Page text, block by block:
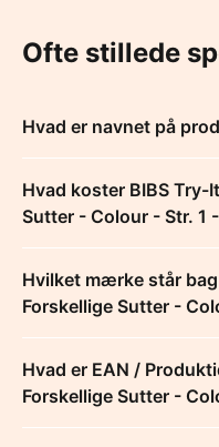
Ofte stillede
Hvad er navnet på
Hvad koster BIBS
Sutter - Colour - Str. 1
Hvilket mærke står
Forskellige Sutter -
Hvad er EAN /
Forskellige Sutter -